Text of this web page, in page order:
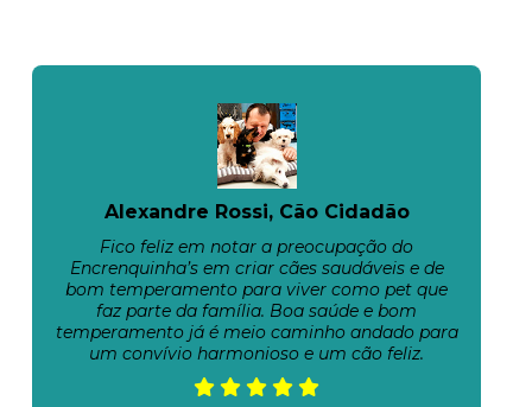
Alexandre Rossi, Cão Cidadão
Fico feliz em notar a preocupação do
Encrenquinha’s em criar cães saudáveis e de
bom temperamento para viver como pet que
faz parte da família. Boa saúde e bom
temperamento já é meio caminho andado para
um convívio harmonioso e um cão feliz.